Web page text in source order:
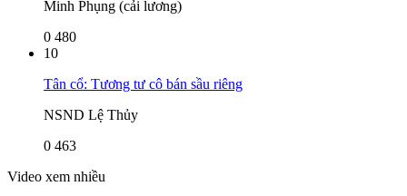
Minh Phụng (cải lương)
0 480
10
Tân cổ: Tương tư cô bán sầu riêng
NSND Lệ Thủy
0 463
Video xem nhiều